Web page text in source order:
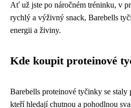
Ať už jste po náročném tréninku, v
rychlý a výživný snack, Barebells
energii a živiny.
Kde koupit proteinové
Barebells proteinové tyčinky se
kteří hledají chutnou a pohodlnou